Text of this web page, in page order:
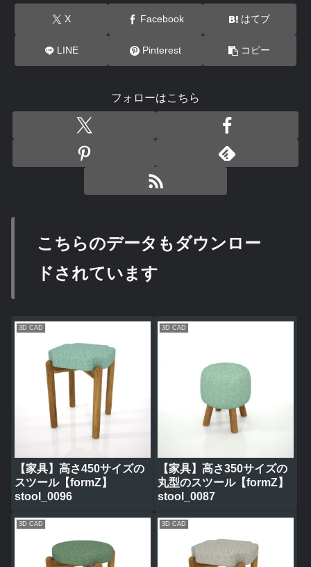
X Facebook はてブ
LINE Pinterest コピー
フォローはこちら
こちらのデータもダウンロー
ドされています
3D CAD
【家具】高さ450サイズの
スツール【formZ】
stool_0096
3D CAD
【家具】高さ350サイズの
丸型のスツール【formZ】
stool_0087
3D CAD 3D CAD